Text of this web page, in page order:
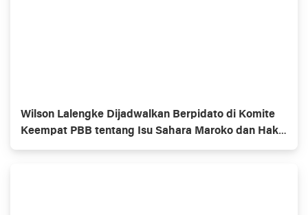
Wilson Lalengke Dijadwalkan Berpidato di Komite
Keempat PBB tentang Isu Sahara Maroko dan Hak
Asasi Manusia